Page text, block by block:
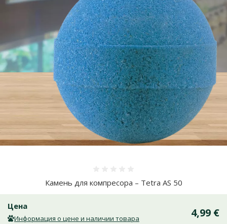
Камень для компресора – Tetra AS 50
Цена
Информация о цене и наличии товара 4,99 €